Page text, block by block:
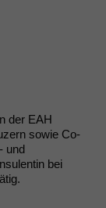
der EAH
sowie Co-
und
bei